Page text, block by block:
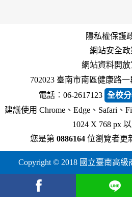
隱私權保護
網站安全政
網站資料開放
702023 臺南市南區健康路一
電話︰06-2617123 全校
建議使用 Chrome、Edge、Safari、
1024 X 768 px
您是第 0886164 位瀏覽者更
Copyright © 2018 國立臺南高